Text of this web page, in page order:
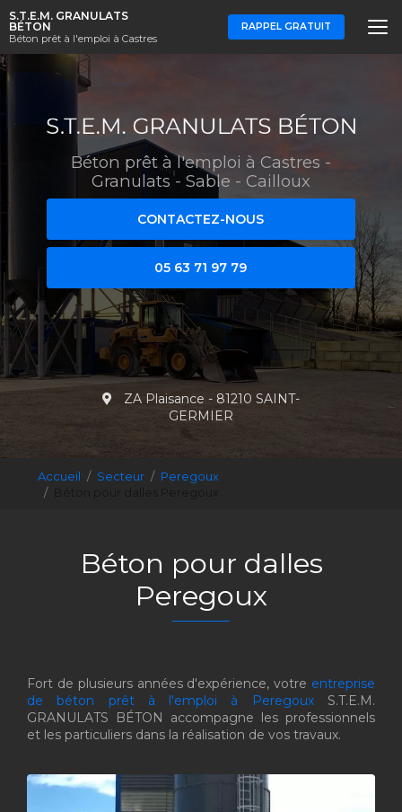
Aller
au
contenu
principal
S.T.E.M. GRANULATS
BÉTON
Béton prêt à l'emploi à Castres
RAPPEL GRATUIT
Béton prêt à l'emploi à Castres -
Granulats - Sable - Cailloux
CONTACTEZ-NOUS
05 63 71 97 79
ZA Plaisance - 81210 SAINT-
GERMIER
Accueil Secteur
Peregoux
Béton pour dalles
Peregoux
Fort de plusieurs années d'expérience, votre entreprise
de béton prêt à l'emploi à PeregouxS.T.E.M.
GRANULATS BÉTON accompagne les professionnels
et les particuliers dans la réalisation de vos travaux.